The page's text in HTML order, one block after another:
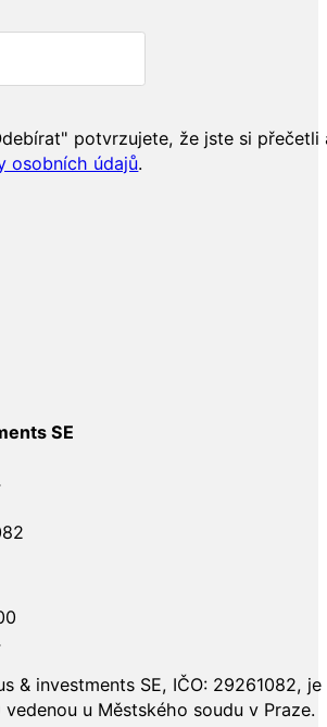
potvrzujete, že jste si přečetli
osobních údajů.
SE
& investments SE, IČO: 29261082,
u Městského soudu v Praze.